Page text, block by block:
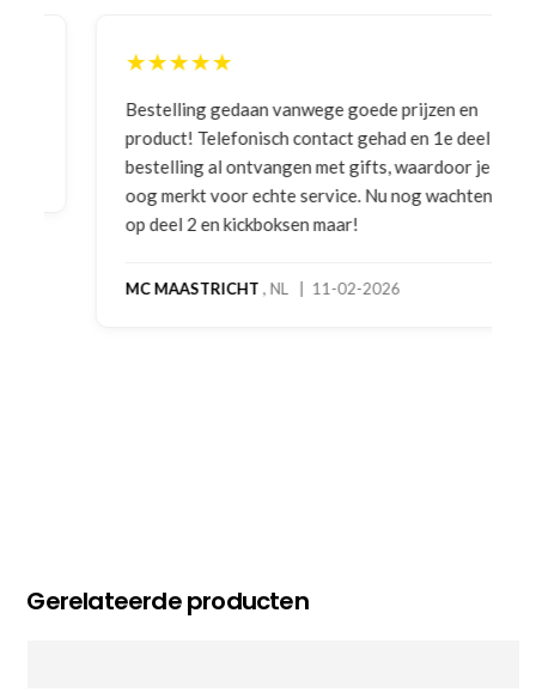
★★★★★
Bestelling gedaan vanwege goede prijzen en
product! Telefonisch contact gehad en 1e deel
bestelling al ontvangen met gifts, waardoor je
oog merkt voor echte service. Nu nog wachten
op deel 2 en kickboksen maar!
MC MAASTRICHT, NL | 11-02-2026
Gerelateerde producten